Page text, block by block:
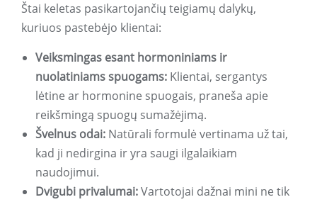
Štai keletas pasikartojančių teigiamų dalykų,
kuriuos pastebėjo klientai:
Veiksmingas esant hormoniniams ir
nuolatiniams spuogams: Klientai, sergantys
lėtine ar hormonine spuogais, praneša apie
reikšmingą spuogų sumažėjimą.
Švelnus odai: Natūrali formulė vertinama už tai,
kad ji nedirgina ir yra saugi ilgalaikiam
naudojimui.
Dvigubi privalumai:Vartotojai dažnai mini ne tik